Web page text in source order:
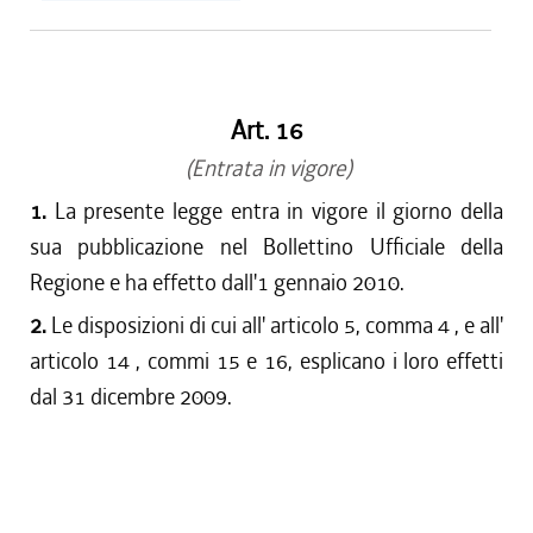
dal 13/11/2015 al 31/12/2015
dal 21/05/2015 al 22/07/2015
dal 01/04/2015 al 20/05/2015
dal 01/03/2015 al 31/03/2015
dal 26/02/2015 al 28/02/2015
dal 01/01/2015 al 25/02/2015
dal 08/08/2014 al 31/12/2014
dal 03/07/2014 al 07/08/2014
dal 26/06/2014 al 02/07/2014
dal 11/04/2014 al 25/06/2014
dal 03/04/2014 al 10/04/2014
Art. 16
(Entrata in vigore)
1. La presente legge entra in vigore il giorno della
sua pubblicazione nel Bollettino Ufficiale della
Regione e ha effetto dall'1 gennaio 2010.
2. Le disposizioni di cui all' articolo 5, comma 4 , e all'
articolo 14 , commi 15 e 16, esplicano i loro effetti
dal 31 dicembre 2009.